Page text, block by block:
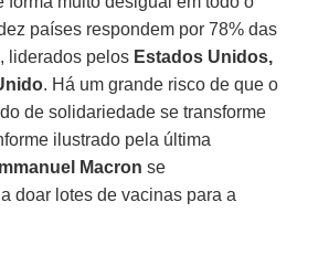
países respondem por 78% das
liderados pelos Estados Unidos,
. Há um grande risco de que o
de solidariedade se transforme
ilustrado pela última
Macron se
doar lotes de vacinas para a